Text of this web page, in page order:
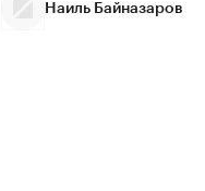
Наиль Байназаров